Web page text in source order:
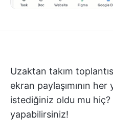
Uzaktan takım
ekran paylaşımının
istediğiniz oldu mu
yapabilirsiniz!